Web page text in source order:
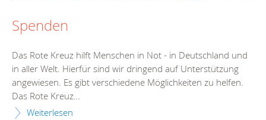
Spenden
Das Rote Kreuz hilft Menschen in Not - in Deutschland und
in aller Welt. Hierfür sind wir dringend auf Unterstützung
angewiesen. Es gibt verschiedene Möglichkeiten zu helfen.
Das Rote Kreuz…
Weiterlesen